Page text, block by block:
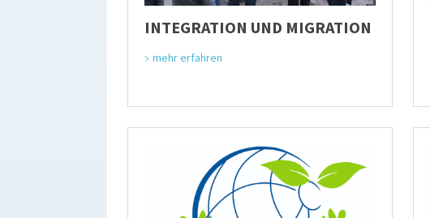
INTEGRATION UND MIGRATION
mehr erfahren